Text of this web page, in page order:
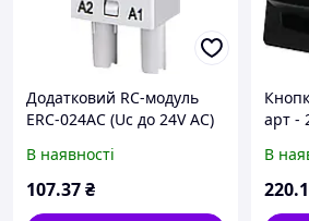
Додатковий RC-модуль
ERC-024AC (Uc до 24V AC)
В наявності
107.37₴
арт -
В
220